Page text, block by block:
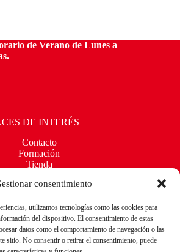
consentimiento
utilizamos tecnologías como las cookies para
del dispositivo. El consentimiento de estas
datos como el comportamiento de navegación o las
sitio. No consentir o retirar el consentimiento, puede
de Verano de Lunes a
DE INTERÉS
Contacto
Formación
Tienda
Blog